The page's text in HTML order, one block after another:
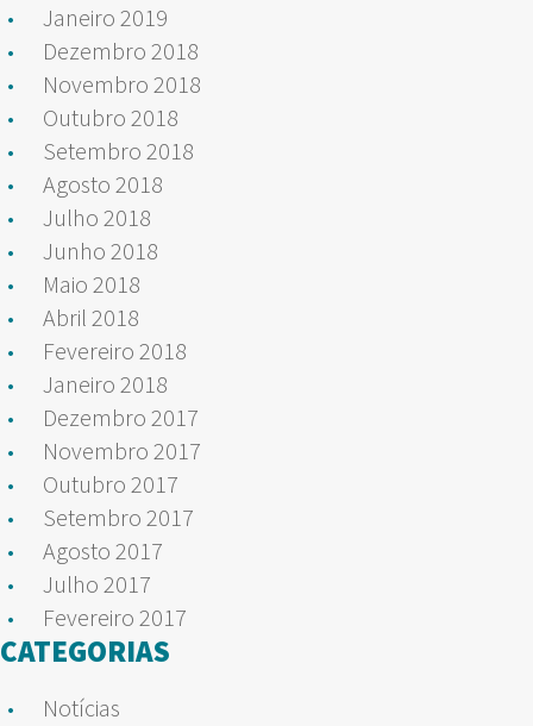
Janeiro 2019
Dezembro 2018
Novembro 2018
Outubro 2018
Setembro 2018
Agosto 2018
Julho 2018
Junho 2018
Maio 2018
Abril 2018
Fevereiro 2018
Janeiro 2018
Dezembro 2017
Novembro 2017
Outubro 2017
Setembro 2017
Agosto 2017
Julho 2017
Fevereiro 2017
CATEGORIAS
Notícias